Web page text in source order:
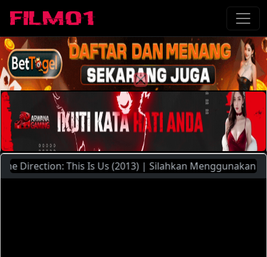
This Is Us (2013) | Silahkan Menggunakan